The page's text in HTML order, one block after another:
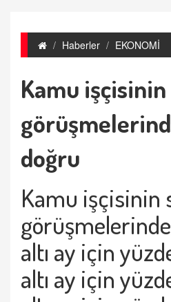
Haberler EKONOMİ
Kamu
doğru
Kamu işçisinin
altı ay için
altı ay için